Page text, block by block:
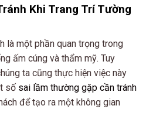
Khi Trang Trí Tường
là một phần quan trọng trong
ấm cúng và thẩm mỹ. Tuy
ta cũng thực hiện việc này
số sai lầm thường gặp cần tránh
để tạo ra một không gian